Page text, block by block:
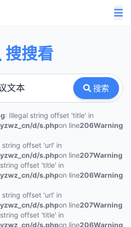
搜搜看
搜索
: Illegal string offset 'title' in
d/s.phpon line206Warning
string offset 'url' in
d/s.phpon line207Warning
offset 'title' in
d/s.phpon line206Warning
string offset 'url' in
d/s.phpon line207Warning
offset 'title' in
d/s.phpon line206Warning